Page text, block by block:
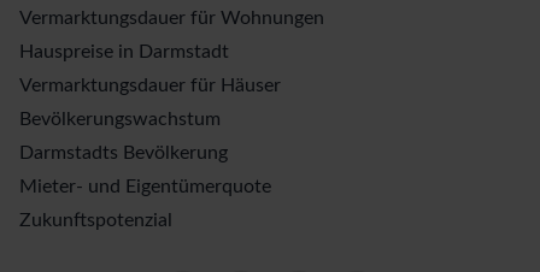
Vermarktungsdauer für Wohnungen
Hauspreise in Darmstadt
Vermarktungsdauer für Häuser
Bevölkerungswachstum
Darmstadts Bevölkerung
Mieter- und Eigentümerquote
Zukunftspotenzial